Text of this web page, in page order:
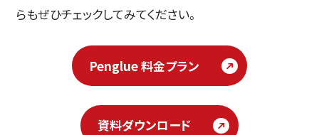
らもぜひチェックしてみてください。
Penglue 料金プラン
資料ダウンロード